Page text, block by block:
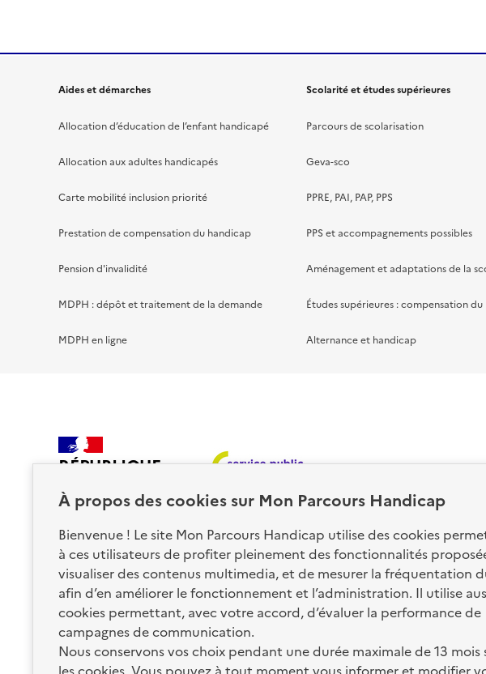
À propos des cookies sur Mon Parcours Handicap
Bienvenue ! Le site Mon Parcours Handicap utilise des cookies
à ces utilisateurs de profiter pleinement des fonctionnalités
visualiser des contenus multimedia, et de mesurer la fréquentation
afin d’en améliorer le fonctionnement et l’administration. Il utilise
cookies permettant, avec votre accord, d’évaluer la performance de
campagnes de communication.
Nous conservons vos choix pendant une durée maximale de 13 mois
Aides et démarches
Allocation d’éducation de l’enfant handicapé
Allocation aux adultes handicapés
Carte mobilité inclusion priorité
Prestation de compensation du handicap
Pension d'invalidité
MDPH : dépôt et traitement de la demande
MDPH en ligne
Scolarité et études supérieures
Parcours de scolarisation
Geva-sco
PPRE, PAI, PAP, PPS
PPS et accompagnements possibles
Aménagement et adaptations de la
Études supérieures : compensation
Alternance et handicap
RÉPUBLIQUE
Nos partenaires
La Caisse des Dépôts